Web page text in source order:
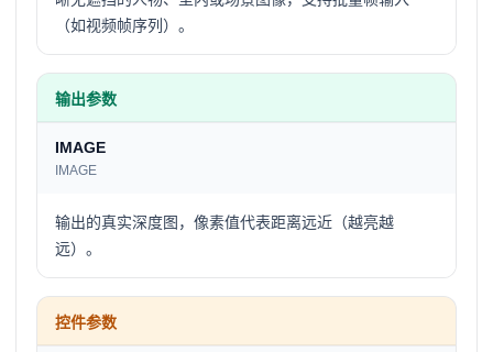
（如视频帧序列）。
输出参数
IMAGE
IMAGE
输出的真实深度图，像素值代表距离远近（越亮越
远）。
控件参数